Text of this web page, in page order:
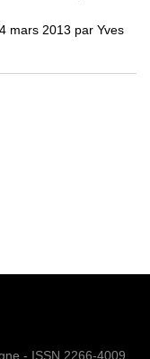
mars 2013 par Yves
- ISSN 2266-4009